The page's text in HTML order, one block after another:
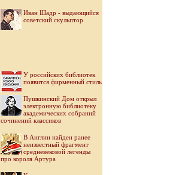
Иван Шадр - выдающийся
советский скульптор
У российских библиотек
появится фирменный стиль
Пушкинский Дом открыл
электронную библиотеку
академических собраний
сочинений классиков
В Англии найден ранее
неизвестный фрагмент
средневековой легенды
про короля Артура